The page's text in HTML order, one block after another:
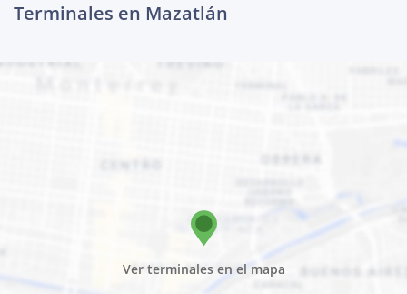
Terminales en Mazatlán
Ver terminales en el mapa